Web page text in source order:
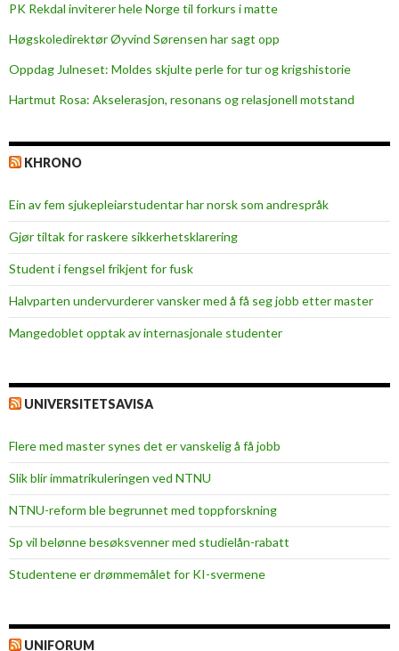
t
r
PK Rekdal inviterer hele Norge til forkurs i matte
Høgskoledirektør Øyvind Sørensen har sagt opp
Oppdag Julneset: Moldes skjulte perle for tur og krigshistorie
Hartmut Rosa: Akselerasjon, resonans og relasjonell motstand
KHRONO
Ein av fem sjukepleiar­studentar har norsk som andrespråk
Gjør tiltak for raskere sikkerhets­klarering
Student i fengsel frikjent for fusk
Halvparten undervurderer vansker med å få seg jobb etter master
Mangedoblet opptak av internasjonale studenter
UNIVERSITETSAVISA
Flere med master synes det er vanskelig å få jobb
Slik blir immatrikuleringen ved NTNU
NTNU-reform ble begrunnet med toppforskning
Sp vil belønne besøksvenner med studielån-rabatt
Studentene er drømmemålet for KI-svermene
UNIFORUM